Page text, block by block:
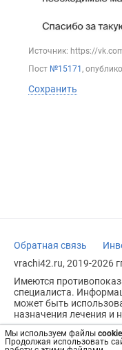
Мы используем файлы cookie
Продолжая использовать
Источник: https://
Пост №15171 ,
Сохранить
Обратная связь
vrachi42.ru, 2019-2026
Имеются
специалиста.
может быть
назначения лечения и
Возрастное